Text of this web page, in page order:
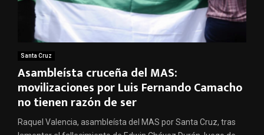
Santa Cruz
Asambleísta cruceña del MAS:
movilizaciones por Luis Fernando Camacho
no tienen razón de ser
Raquel Valencia, asambleísta del MAS por Santa Cruz, tras